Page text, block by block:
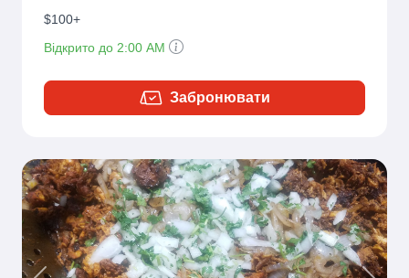
$100+
Відкрито до 2:00 AM
Забронювати